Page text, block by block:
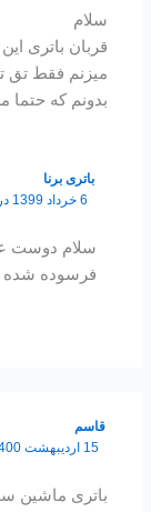
سلام
میزنم فقط تق
بدونم که حتما
باتری برنا
6 خرداد 1399 در 12:11 ب.ظ
سلام دوست
فرسوده شده
قاسم
15 اردیبهشت 1400 در 2:31 ب.ظ
باتری ماشین